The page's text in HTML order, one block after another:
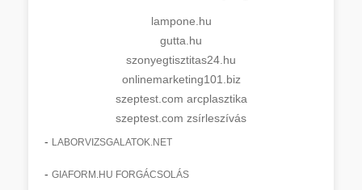
lampone.hu
gutta.hu
szonyegtisztitas24.hu
onlinemarketing101.biz
szeptest.com arcplasztika
szeptest.com zsírleszívás
- LABORVIZSGALATOK.NET
- GIAFORM.HU FORGÁCSOLÁS